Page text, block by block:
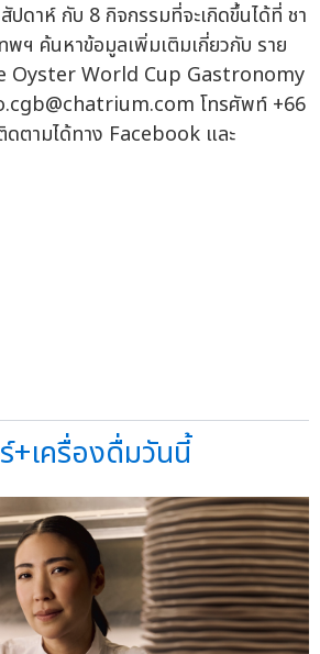
ดาห์ กับ 8 กิจกรรมที่จะเกิดขึ้นได้ที่ ชา
พฯ ค้นหาข้อมูลเพิ่มเติมเกี่ยวกับ ราย
Oyster World Cup Gastronomy
โทรศัพท์ +66
ดตามได้ทาง Facebook และ
+เครื่องดื่มวันนี้